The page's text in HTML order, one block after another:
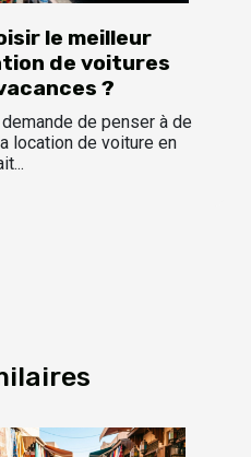
le meilleur
de voitures
?
de penser à de
location de voiture en